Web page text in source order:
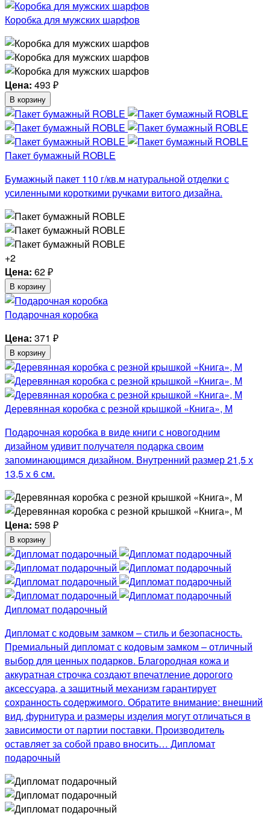
Коробка для мужских шарфов
Цена: 493 ₽
В корзину
Пакет бумажный ROBLE
Бумажный пакет 110 г/кв.м натуральной отделки с
усиленными короткими ручками витого дизайна.
+2
Цена: 62₽
В корзину
Подарочная коробка
Цена: 371 ₽
В корзину
Деревянная коробка с резной крышкой «Книга», М
Подарочная коробка в виде книги с новогодним
дизайном удивит получателя подарка своим
запоминающимся дизайном. Внутренний размер 21,5 х
13,5 х 6 см.
Цена: 598 ₽
В корзину
Дипломат подарочный
Дипломат с кодовым замком – стиль и безопасность.
Премиальный дипломат с кодовым замком – отличный
выбор для ценных подарков. Благородная кожа и
аккуратная строчка создают впечатление дорогого
аксессуара, а защитный механизм гарантирует
сохранность содержимого. Обратите внимание: внешний
вид, фурнитура и размеры изделия могут отличаться в
зависимости от партии поставки. Производитель
оставляет за собой право вносить… Дипломат
подарочный